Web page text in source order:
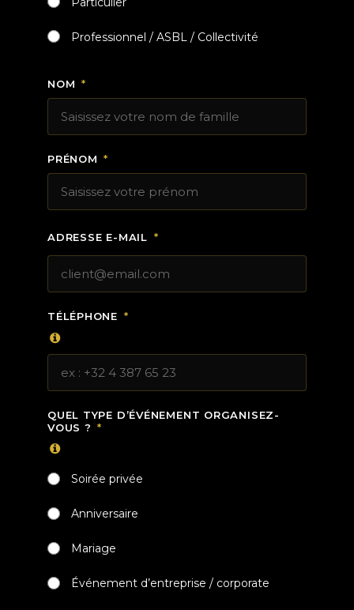
Professionnel / ASBL / Collectivité
NOM
PRÉNOM
ADRESSE E-MAIL
TÉLÉPHONE
QUEL TYPE D’ÉVÉNEMENT ORGANISEZ-
VOUS ?
Soirée privée
Anniversaire
Mariage
Événement d’entreprise / corporate